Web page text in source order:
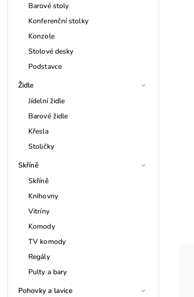
Barové stoly
Konferenční stolky
Konzole
Stolové desky
Podstavce
Židle
Jídelní židle
Barové židle
Křesla
Stoličky
Skříně
Skříně
Knihovny
Vitríny
Komody
TV komody
Regály
Pulty a bary
Pohovky a lavice